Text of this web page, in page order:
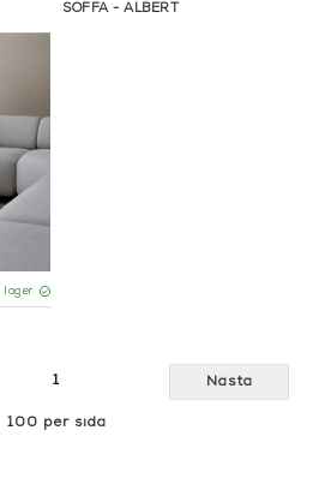
SOFFA - ALBERT
I lager
1 Nästa
100 per sida